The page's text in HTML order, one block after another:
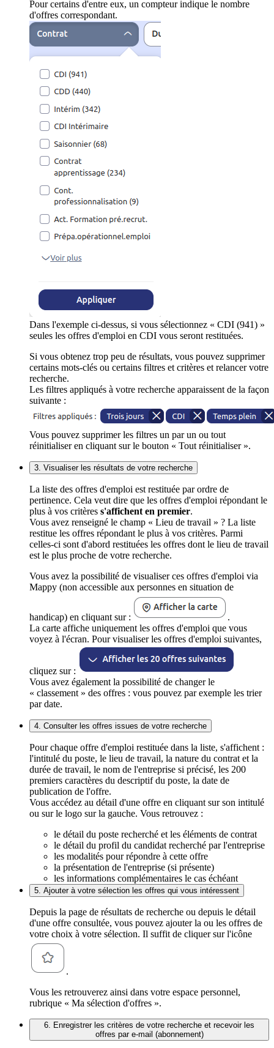
Pour certains d'entre eux, un compteur indique le nombre
d'offres correspondant.
Dans l'exemple ci-dessus, si vous sélectionnez « CDI (941) »
seules les offres d'emploi en CDI vous seront restituées.
Si vous obtenez trop peu de résultats, vous pouvez supprimer
certains mots-clés ou certains filtres et critères et relancer votre
recherche.
Les filtres appliqués à votre recherche apparaissent de la façon
suivante :
Vous pouvez supprimer les filtres un par un ou tout
réinitialiser en cliquant sur le bouton « Tout réinitialiser ».
3. Visualiser les résultats de votre recherche
La liste des offres d'emploi est restituée par ordre de
pertinence. Cela veut dire que les offres d'emploi répondant le
plus à vos critères s'affichent en premier.
Vous avez renseigné le champ « Lieu de travail » ? La liste
restitue les offres répondant le plus à vos critères. Parmi
celles-ci sont d'abord restituées les offres dont le lieu de travail
est le plus proche de votre recherche.
Vous avez la possibilité de visualiser ces offres d'emploi via
Mappy (non accessible aux personnes en situation de
handicap) en cliquant sur :
.
La carte affiche uniquement les offres d'emploi que vous
voyez à l'écran. Pour visualiser les offres d'emploi suivantes,
cliquez sur :
Vous avez également la possibilité de changer le
« classement » des offres : vous pouvez par exemple les trier
par date.
4. Consulter les offres issues de votre recherche
Pour chaque offre d'emploi restituée dans la liste, s'affichent :
l'intitulé du poste, le lieu de travail, la nature du contrat et la
durée de travail, le nom de l'entreprise si précisé, les 200
premiers caractères du descriptif du poste, la date de
publication de l'offre.
Vous accédez au détail d'une offre en cliquant sur son intitulé
ou sur le logo sur la gauche. Vous retrouvez :
le détail du poste recherché et les éléments de contrat
le détail du profil du candidat recherché par l'entreprise
les modalités pour répondre à cette offre
la présentation de l'entreprise (si présente)
les informations complémentaires le cas échéant
5. Ajouter à votre sélection les offres qui vous intéressent
Depuis la page de résultats de recherche ou depuis le détail
d'une offre consultée, vous pouvez ajouter la ou les offres de
votre choix à votre sélection. Il suffit de cliquer sur l'icône
.
Vous les retrouverez ainsi dans votre espace personnel,
rubrique « Ma sélection d'offres ».
6. Enregistrer les critères de votre recherche et recevoir les
offres par e-mail (abonnement)